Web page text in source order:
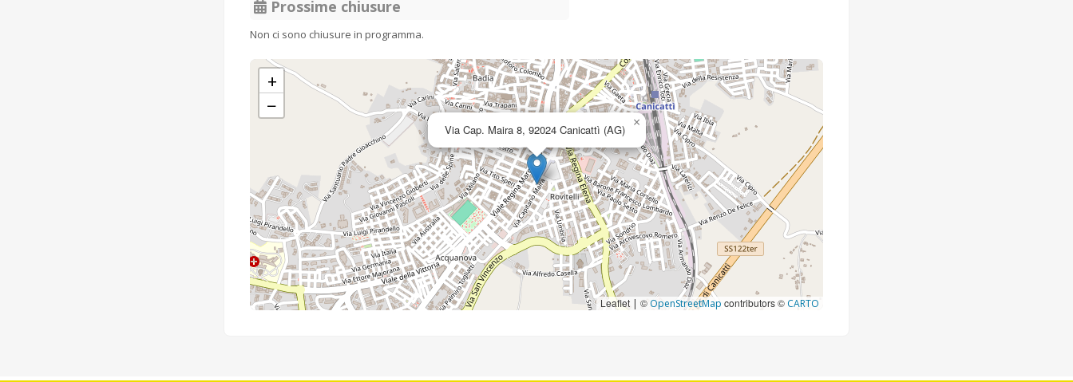
Prossime chiusure
Non ci sono chiusure in programma.
Via Cap. Maira 8, 92024 Canicattì (AG) ×
+
−
Leaflet | © OpenStreetMap contributors © CARTO